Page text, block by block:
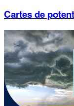
Cartes de